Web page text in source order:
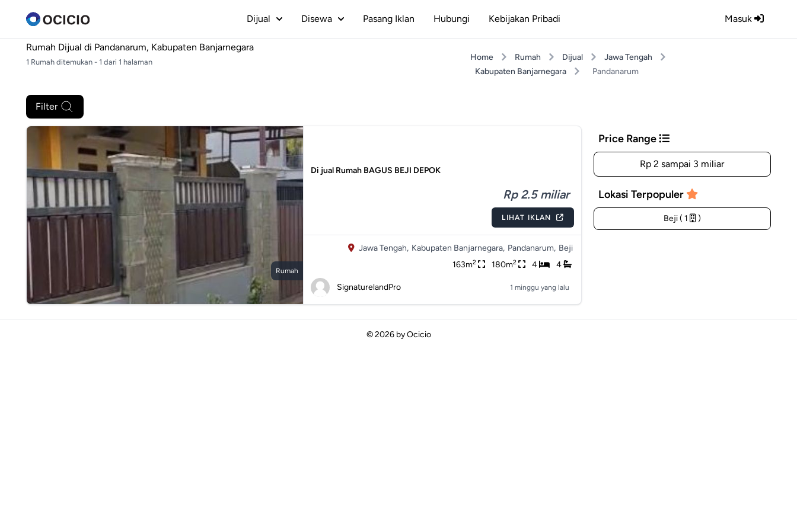
Masuk
Dijual Disewa Pasang Iklan Hubungi Kebijakan Pribadi
Rumah Dijual di Pandanarum, Kabupaten Banjarnegara
1 Rumah ditemukan - 1 dari 1 halaman Home Rumah Dijual
Jawa Tengah
Kabupaten Banjarnegara
Pandanarum
Filter
Rumah
Di jual Rumah BAGUS BEJI DEPOK
Rp 2.5 miliar
LIHAT IKLAN
Jawa Tengah, Kabupaten Banjarnegara, Pandanarum, Beji
163m2 180m2 4 4
SignaturelandPro 1 minggu yang lalu
Price Range
Rp 2 sampai 3 miliar
Lokasi Terpopuler
Beji ( 1 )
© 2026 byOcicio